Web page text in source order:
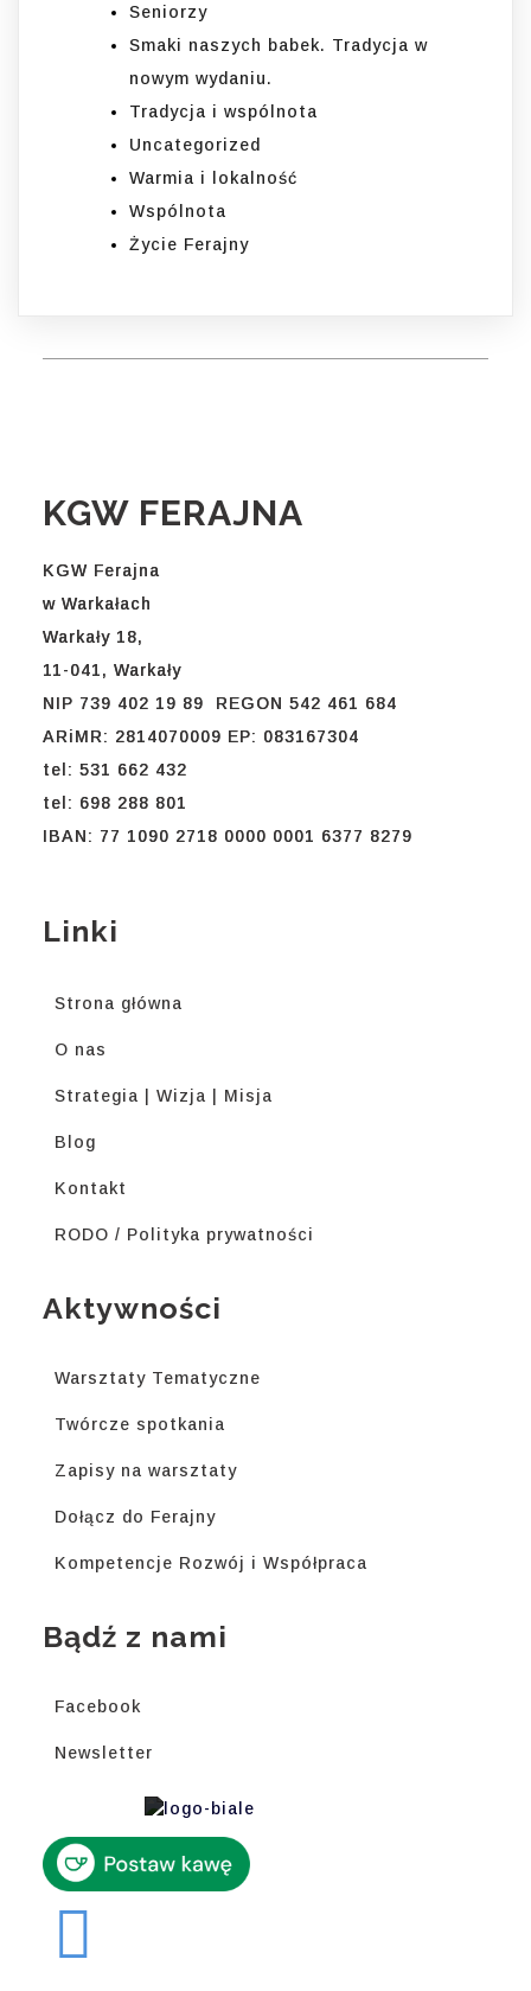
Seniorzy
Smaki naszych babek. Tradycja w
nowym wydaniu.
Tradycja i wspólnota
Uncategorized
Warmia i lokalność
Wspólnota
Życie Ferajny
KGW FERAJNA
KGW Ferajna
w Warkałach
Warkały 18,
11-041, Warkały
NIP 739 402 19 89 REGON 542 461 684
ARiMR: 2814070009 EP: 083167304
tel: 531 662 432
tel: 698 288 801
IBAN: 77 1090 2718 0000 0001 6377 8279
Linki
Strona główna
O nas
Strategia | Wizja | Misja
Blog
Kontakt
RODO / Polityka prywatności
Aktywności
Warsztaty Tematyczne
Twórcze spotkania
Zapisy na warsztaty
Dołącz do Ferajny
Kompetencje Rozwój i Współpraca
Bądź z nami
Facebook
Newsletter